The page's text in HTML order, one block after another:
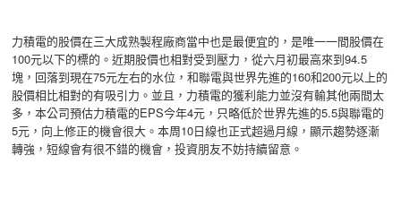
力積電的股價在三大成熟製程廠商當中也是最便宜的，是唯一一間股價在
100元以下的標的。近期股價也相對受到壓力，從六月初最高來到94.5
塊，回落到現在75元左右的水位，和聯電與世界先進的160和200元以上的
股價相比相對的有吸引力。並且，力積電的獲利能力並沒有輸其他兩間太
多，本公司預估力積電的EPS今年4元，只略低於世界先進的5.5與聯電的
5元，向上修正的機會很大。本周10日線也正式超過月線，顯示趨勢逐漸
轉強，短線會有很不錯的機會，投資朋友不妨持續留意。